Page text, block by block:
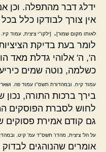
ידלג דבר מהתפלה. וכן
אין צורך לבודקו כלל בכל
לאותו מקום שמור]. [ילקו"י ציצית, עמוד
לומר בעת בדיקת
ה', ה' אלוהי גדלת מאד
כשלמה, נוטה שמים
עמוד קיח. ובמהדורת תשס"ו עמוד פה.
בירך ברכות התורה,
לחוש לסברת הפוסקים
גם קודם אמירת פסוקים
על הל' ציצית, מהדו' תשס"ד עמ' קיט.
אומרים שהנוהגים